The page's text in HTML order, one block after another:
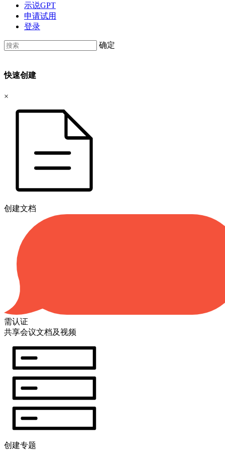
示说GPT
申请试用
登录
确定
快速创建
×
创建文档
需认证
共享会议文档及视频
创建专题